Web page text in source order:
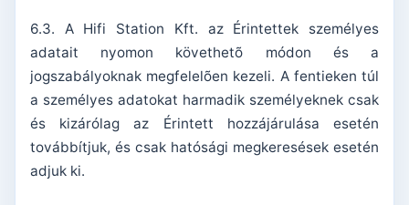
6.3. A Hifi Station Kft. az Érintettek személyes
adatait nyomon követhetõ módon és a
jogszabályoknak megfelelõen kezeli. A fentieken túl
a személyes adatokat harmadik személyeknek csak
és kizárólag az Érintett hozzájárulása esetén
továbbítjuk, és csak hatósági megkeresések esetén
adjuk ki.